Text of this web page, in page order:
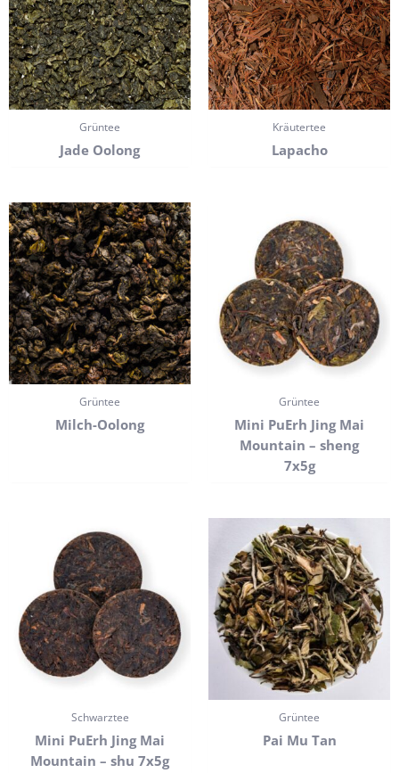
Grüntee
Jade Oolong
Kräutertee
Lapacho
Grüntee
Milch-Oolong
Grüntee
Mini PuErh Jing Mai
Mountain – sheng
7x5g
Schwarztee
Mini PuErh Jing Mai
Mountain – shu 7x5g
Grüntee
Pai Mu Tan